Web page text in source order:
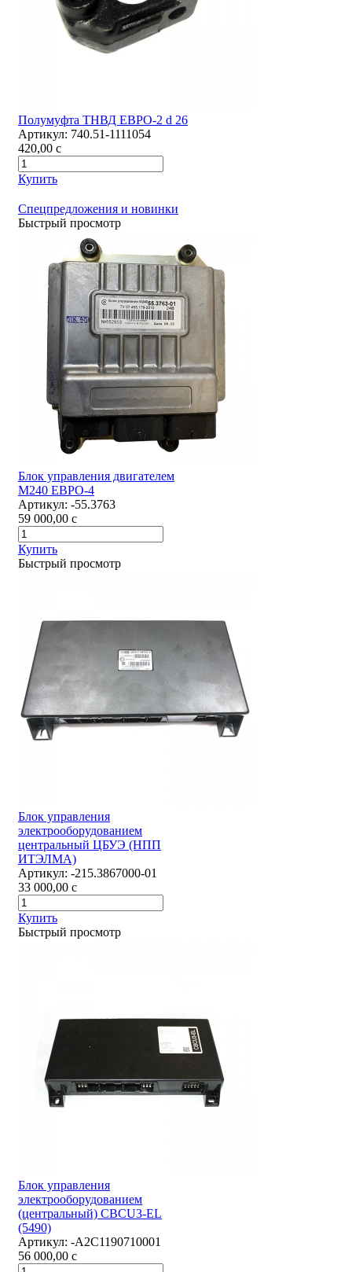
Полумуфта ТНВД ЕВРО-2 d 26
Артикул: 740.51-1111054
420,00 c
Купить
Спецпредложения и новинки
Быстрый просмотр
Блок управления двигателем
М240 ЕВРО-4
Артикул: -55.3763
59 000,00 c
Купить
Быстрый просмотр
Блок управления
электрооборудованием
центральный ЦБУЭ (НПП
ИТЭЛМА)
Артикул: -215.3867000-01
33 000,00 c
Купить
Быстрый просмотр
Блок управления
электрооборудованием
(центральный) CBCU3-EL
(5490)
Артикул: -А2С1190710001
56 000,00 c